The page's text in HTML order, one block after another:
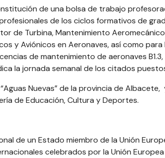
de una bolsa de trabajo
de los ciclos formativos de
de Turbina, Mantenimiento
y Aviónicos en Aeronaves, así como
de mantenimiento de aeronaves B1.3,
la jornada semanal de los citados
Nuevas” de la provincia de
de Educación, Cultura y Deportes.
de un Estado miembro de la Unión
celebrados por la Unión